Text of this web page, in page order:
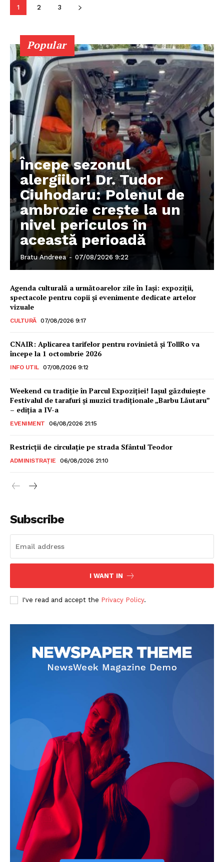
Utile
Publică gratuit anunțul tău!
Contact
Emisiuni
Prelucrarea datelor cu caracter personal
1 2 3
Popular
Începe sezonul
alergiilor! Dr. Tudor
Ciuhodaru: Polenul de
ambrozie crește la un
nivel periculos în
această perioadă
Bratu Andreea - 07/08/2026 9:22
Agenda culturală a următoarelor zile în Iași: expoziții,
spectacole pentru copii și evenimente dedicate artelor
vizuale
CULTURĂ 07/08/2026 9:17
CNAIR: Aplicarea tarifelor pentru rovinietă și TollRo va
începe la 1 octombrie 2026
INFO UTIL 07/08/2026 9:12
Weekend cu tradiție în Parcul Expoziției! Iașul găzduiește
Festivalul de tarafuri și muzici tradiționale „Barbu Lăutaru”
– ediția a IV-a
EVENIMENT 06/08/2026 21:15
Restricții de circulație pe strada Sfântul Teodor
ADMINISTRAȚIE 06/08/2026 21:10
Subscribe
I WANT IN
I've read and accept the Privacy Policy.